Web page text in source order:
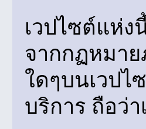
เวปไซต์แห่
จากกฏหมาย
ใดๆบนเวปไ
บริการ ถือว่